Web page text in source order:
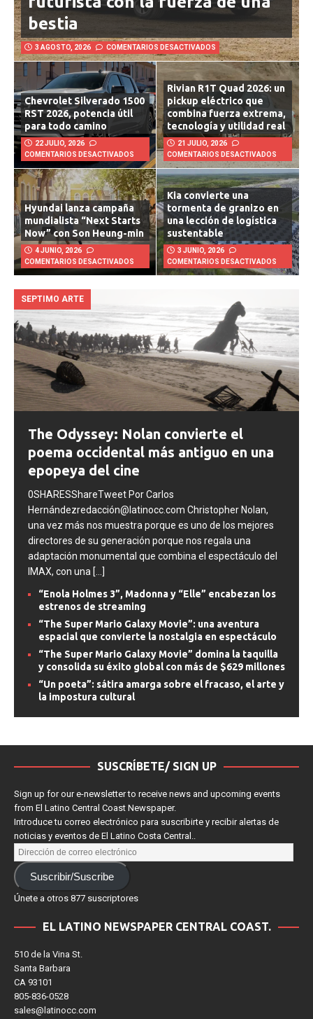
futurista con la fuerza de una
bestia
3 AGOSTO, 2026 COMENTARIOS DESACTIVADOS
Chevrolet Silverado 1500
RST 2026, potencia útil
para todo camino
22 JULIO, 2026
COMENTARIOS DESACTIVADOS
Rivian R1T Quad 2026: un
pickup eléctrico que
combina fuerza extrema,
tecnología y utilidad real
21 JULIO, 2026
COMENTARIOS DESACTIVADOS
Hyundai lanza campaña
mundialista “Next Starts
Now” con Son Heung-min
4 JUNIO, 2026
COMENTARIOS DESACTIVADOS
Kia convierte una
tormenta de granizo en
una lección de logística
sustentable
3 JUNIO, 2026
COMENTARIOS DESACTIVADOS
SEPTIMO ARTE
The Odyssey: Nolan convierte el
poema occidental más antiguo en una
epopeya del cine
0SHARESShareTweet Por Carlos
Hernándezredacción@latinocc.com Christopher Nolan,
una vez más nos muestra porque es uno de los mejores
directores de su generación porque nos regala una
adaptación monumental que combina el espectáculo del
[...]
“Enola Holmes 3”, Madonna y “Elle” encabezan los
estrenos de streaming
“The Super Mario Galaxy Movie”: una aventura
espacial que convierte la nostalgia en espectáculo
“The Super Mario Galaxy Movie” domina la taquilla
y consolida su éxito global con más de $629 millones
“Un poeta”: sátira amarga sobre el fracaso, el arte y
la impostura cultural
SUSCRÍBETE/ SIGN UP
Sign up for our e-newsletter to receive news and upcoming events
from El Latino Central Coast Newspaper.
Introduce tu correo electrónico para suscribirte y recibir alertas de
noticias y eventos de El Latino Costa Central..
510 de la Vina St.
Santa Barbara
CA 93101
805-836-0528